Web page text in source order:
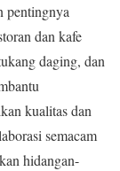
pentingnya
dan kafe
daging, dan
kualitas dan
semacam
hidangan-